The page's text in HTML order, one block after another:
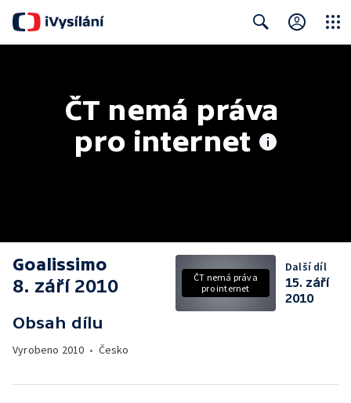
ČT nemá práva
pro internet
Goalissimo
8. září 2010
Obsah dílu
Vyrobeno 2010 • Česko
ČT nemá práva
pro internet
Další díl
15. září
2010